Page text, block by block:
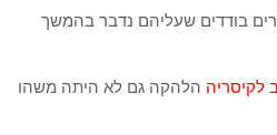
בודדים שעליהם נדבר בהמשך
לקיסריה הלהקה גם לא היתה משהו